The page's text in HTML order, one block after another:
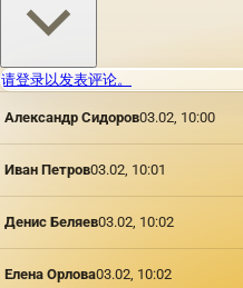
请登录以发表评论。
Александр Сидоров03.02, 10:00
Иван Петров03.02, 10:01
Денис Беляев03.02, 10:02
Елена Орлова03.02, 10:02